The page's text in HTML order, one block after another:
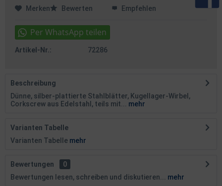
Merken Bewerten Empfehlen
Artikel-Nr.: 72286
Beschreibung
Dünne, silber-plattierte Stahlblätter, Kugellager-Wirbel,
Corkscrew aus Edelstahl, teils mit...
mehr
Varianten Tabelle
Varianten Tabelle mehr
Bewertungen
0
Bewertungen lesen, schreiben und diskutieren...
mehr